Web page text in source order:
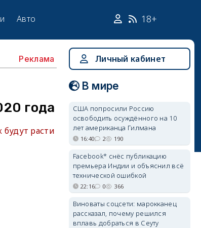
Авто 18+
Реклама
года
расти
Личный кабинет
В мире
США попросили Россию
освободить осуждённого на 10
лет американца Гилмана
16:40 2 190
Facebook* снёс публикацию
премьера Индии и объяснил всё
технической ошибкой
22:16 0 366
Виноваты соцсети: марокканец
рассказал, почему решился
вплавь добраться в Сеуту